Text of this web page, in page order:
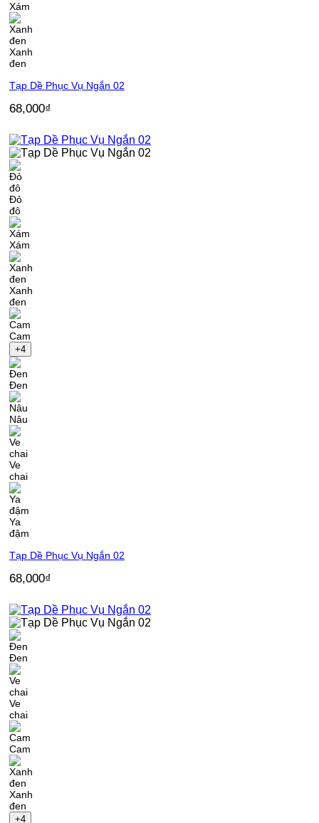
Xám
Xanh
đen
Tạp Dề Phục Vụ Ngắn 02
68,000₫
Đỏ
đô
Xám
Xanh
đen
Cam
+4
Đen
Nâu
Ve
chai
Ya
đậm
Tạp Dề Phục Vụ Ngắn 02
68,000₫
Đen
Ve
chai
Cam
Xanh
đen
+4